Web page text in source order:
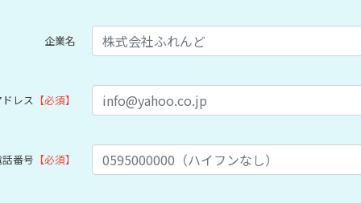
企業名
レス 【必須】
番号 【必須】